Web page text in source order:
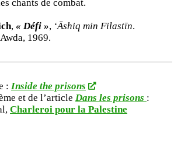
chants de combat.
, « Défi », ‘Āshiq min Filastīn.
1969.
: Inside the prisons
et de l’article Dans les prisons :
Charleroi pour la Palestine